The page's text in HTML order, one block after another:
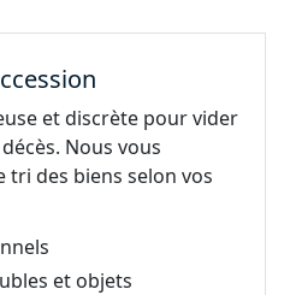
et discrète pour vider
Nous vous
tri des biens selon vos
et objets